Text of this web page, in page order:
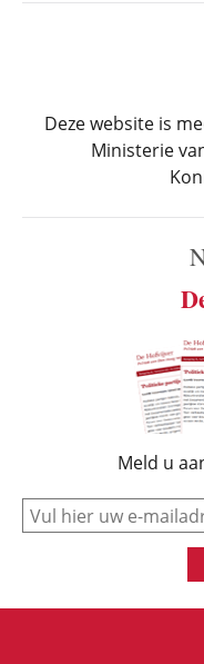
Deze website is
Ministerie
Meld u